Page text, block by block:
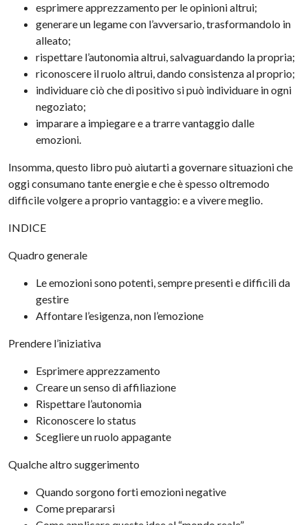
esprimere apprezzamento per le opinioni altrui;
generare un legame con l’avversario, trasformandolo in
alleato;
rispettare l’autonomia altrui, salvaguardando la propria;
riconoscere il ruolo altrui, dando consistenza al proprio;
individuare ciò che di positivo si può individuare in ogni
negoziato;
imparare a impiegare e a trarre vantaggio dalle
emozioni.
Insomma, questo libro può aiutarti a governare situazioni che
oggi consumano tante energie e che è spesso oltremodo
difficile volgere a proprio vantaggio: e a vivere meglio.
INDICE
Quadro generale
Le emozioni sono potenti, sempre presenti e difficili da
gestire
Affontare l’esigenza, non l’emozione
Prendere l’iniziativa
Esprimere apprezzamento
Creare un senso di affiliazione
Rispettare l’autonomia
Riconoscere lo status
Scegliere un ruolo appagante
Qualche altro suggerimento
Quando sorgono forti emozioni negative
Come prepararsi